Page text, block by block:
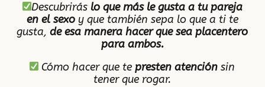
Descubrirás lo que más le gusta a tu pareja
en el sexoy que también sepa lo que a ti te
gusta,de esa manera hacer que sea placentero
para ambos.
Cómo hacer que tepresten atención sin
tener que rogar.